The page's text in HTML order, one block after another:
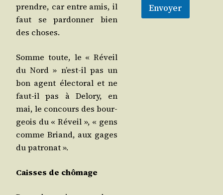
prendre, car entre amis, il
faut se par­don­ner bien
des choses.
Somme toute, le « Réveil
du Nord » n’est-il pas un
bon agent élec­to­ral et ne
faut-il pas à Delo­ry, en
mai, le concours des bour­
geois du « Réveil », « gens
comme Briand, aux gages
du patronat ».
Caisses de chômage
Envoyer